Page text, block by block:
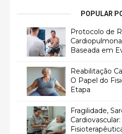
POPULAR
Protocolo de
Baseada em
Reabilitação
O Papel do
Etapa
Fragilidade,